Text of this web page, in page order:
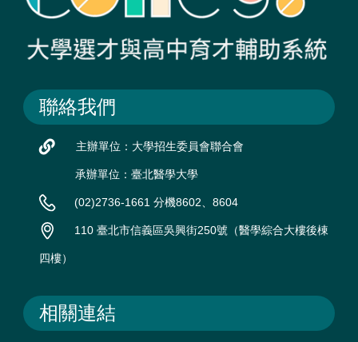
聯絡我們
主辦單位：大學招生委員會聯合會
承辦單位：臺北醫學大學
(02)2736-1661 分機8602、8604
110 臺北市信義區吳興街250號（醫學綜合大樓後棟
四樓）
相關連結